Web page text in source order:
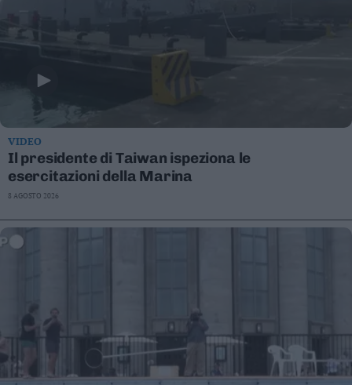
VIDEO
Il presidente di Taiwan ispeziona le
esercitazioni della Marina
8 AGOSTO 2026